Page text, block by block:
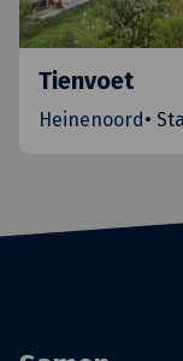
Tienvoet
Heinenoord•